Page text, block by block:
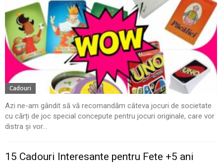
Cadouri
Azi ne-am gândit să vă recomandăm câteva jocuri de societate
cu cărți de joc special concepute pentru jocuri originale, care vor
distra și vor...
15 Cadouri Interesante pentru Fete +5 ani